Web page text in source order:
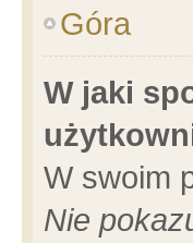
Góra
W jaki
W swoim
Nie